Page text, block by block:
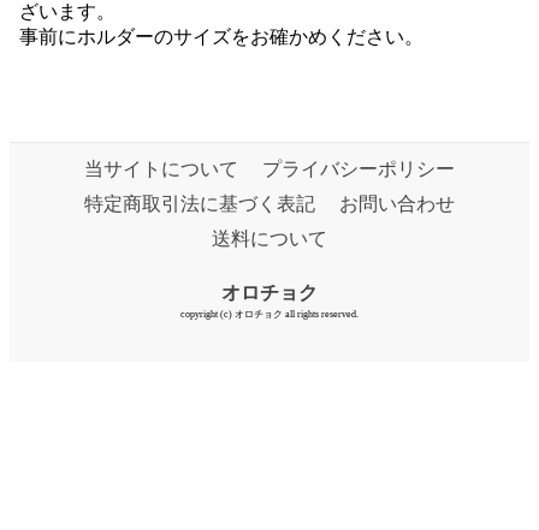
ざいます。
事前にホルダーのサイズをお確かめください。
当サイトについて
プライバシーポリシー
特定商取引法に基づく表記
お問い合わせ
送料について
オロチョク
copyright (c) オロチョク all rights reserved.